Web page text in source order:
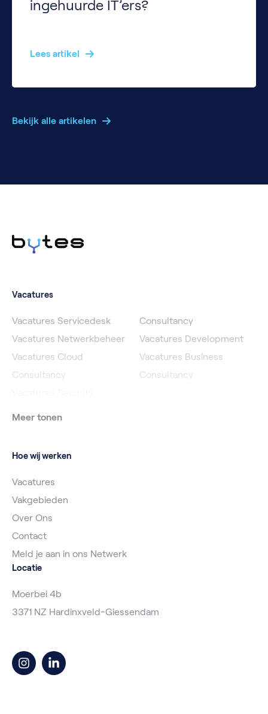
ingehuurde IT’ers?
Lees artikel
Bekijk alle artikelen
Vacatures
Vacatures Servicedesk
Vacatures Netwerkbeheer
Vacatures Cloud
Consultancy
Consultancy
Vacatures Development
Vacatures Business
Consultancy
Meer tonen
Hoe wij werken
Vacatures
Vakgebieden
Over Ons
Contact
Meld je aan in ons Netwerk
Locatie
Moerbei 4b
3371 NZ Hardinxveld-Giessendam